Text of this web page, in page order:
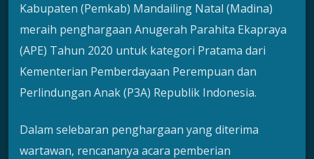
Kabupaten (Pemkab) Mandailing Natal (Madina)
meraih penghargaan Anugerah Parahita Ekapraya
(APE) Tahun 2020 untuk kategori Pratama dari
Kementerian Pemberdayaan Perempuan dan
Perlindungan Anak (P3A) Republik Indonesia.
Dalam selebaran penghargaan yang diterima
wartawan, rencananya acara pemberian